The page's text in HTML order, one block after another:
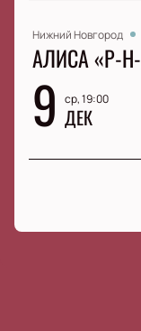
Нижний Новгород
АЛИСА «Р-
9 ср, 19:00
ДЕК